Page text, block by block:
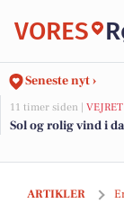
VORES
Seneste nyt ›
11 timer siden | VEJRET
Sol og rolig vind i
ARTIKLER
Flere